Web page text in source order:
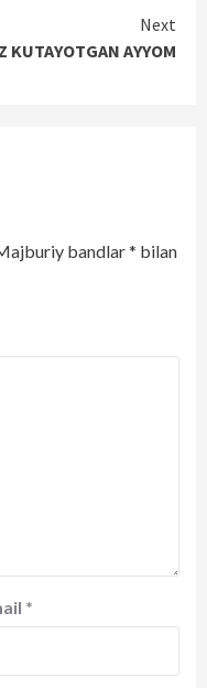
Next
KUTAYOTGAN AYYOM
bandlar* bilan
*